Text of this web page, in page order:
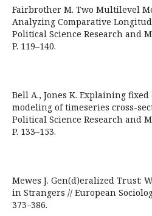
Fairbrother M. Two Multilevel
Analyzing Comparative
Political Science Research and
P. 119–140.
Bell A., Jones K. Explaining fixed
modeling of timeseries cross-
Political Science Research and
P. 133–153.
Mewes J. Gen(d)eralized Trust:
in Strangers // European
373–386.